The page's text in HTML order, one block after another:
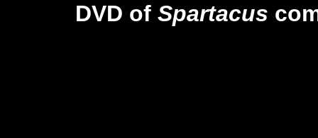
DVD of Spartacus